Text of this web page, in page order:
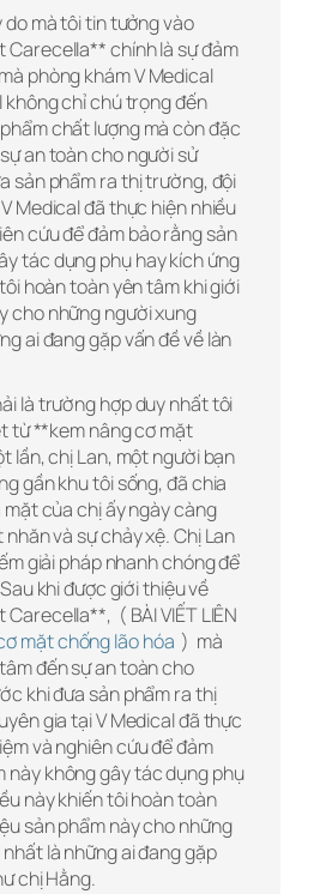
mà tôi tin tưởng vào
Carecella** chính là sự đảm
phòng khám V Medical
không chỉ chú trọng đến
chất lượng mà còn đặc
an toàn cho người sử
sản phẩm ra thị trường, đội
Medical đã thực hiện nhiều
cứu để đảm bảo rằng sản
tác dụng phụ hay kích ứng
hoàn toàn yên tâm khi giới
cho những người xung
ai đang gặp vấn đề về làn
là trường hợp duy nhất tôi
từ **kem nâng cơ mặt
lần, chị Lan, một người bạn
gần khu tôi sống, đã chia
của chị ấy ngày càng
và sự chảy xệ. Chị Lan
giải pháp nhanh chóng để
khi được giới thiệu về
( BÀI VIẾT LIÊN
mặt chống lão hóa ) mà
đến sự an toàn cho
khi đưa sản phẩm ra thị
gia tại V Medical đã thực
và nghiên cứu để đảm
này không gây tác dụng phụ
này khiến tôi hoàn toàn
sản phẩm này cho những
là những ai đang gặp
chị Hằng.